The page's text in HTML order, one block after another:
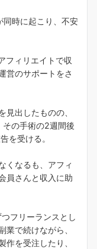
同時に起こり、不安
フィリエイトで収
営のサポートをさ
見出したものの、
の手術の2週間後
を受ける。
くなるも、アフィ
員さんと収入に助
フリーランスとし
業で続けながら、
作を受注したり、